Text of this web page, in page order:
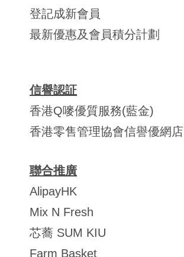
登記成新會員
最新優惠及會員積分計劃
信譽認証
香港Q嘜優質服務(藍金)
香港零售管理協會信譽優網店
聯合推廣
AlipayHK
Mix N Fresh
芯蕎 SUM KIU
Farm Basket